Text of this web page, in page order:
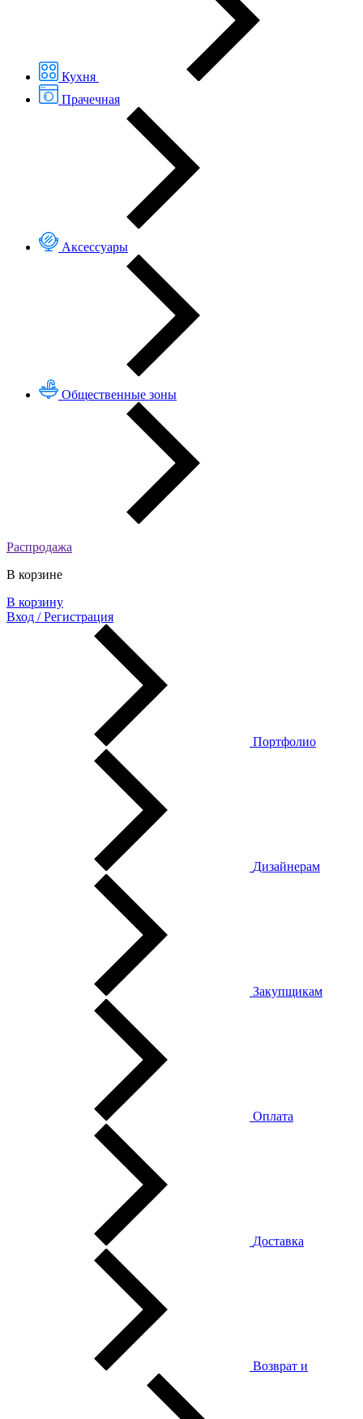
Кухня
Прачечная
Аксессуары
Общественные зоны
Распродажа
В корзине
В корзину
Вход / Регистрация
Портфолио
Дизайнерам
Закупщикам
Оплата
Доставка
Возврат и